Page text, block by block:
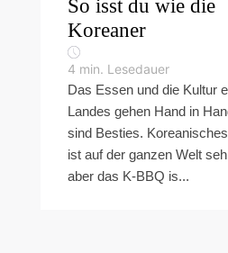
So isst du wie die
Koreaner
4 min. Lesedauer
Das Essen und die Kultur
Landes gehen Hand in
sind Besties.
ist auf der ganzen Welt
aber das K-BBQ is...